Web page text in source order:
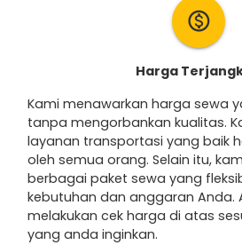
monetization_on
Harga
Kami menawarkan harga sewa
tanpa mengorbankan kualitas.
layanan transportasi yang baik
oleh semua orang. Selain itu,
berbagai paket sewa yang
kebutuhan dan anggaran Anda.
melakukan cek harga di atas
yang anda inginkan.